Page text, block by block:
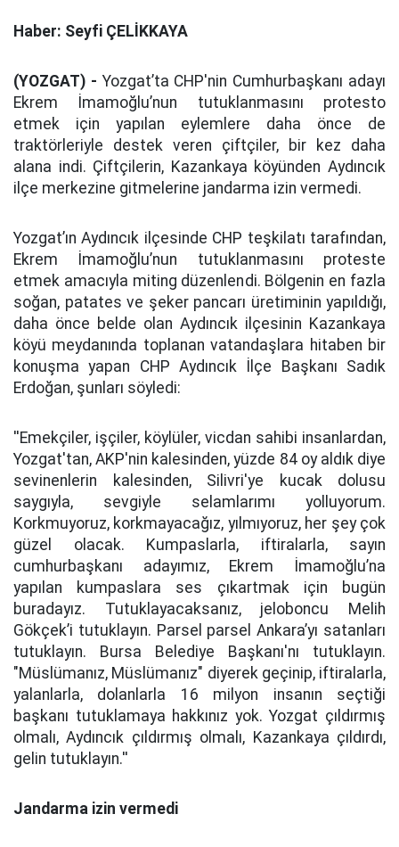
Haber: Seyfi ÇELİKKAYA
(YOZGAT) - Yozgat’ta CHP'nin Cumhurbaşkanı adayı
Ekrem İmamoğlu’nun tutuklanmasını protesto
etmek için yapılan eylemlere daha önce de
traktörleriyle destek veren çiftçiler, bir kez daha
alana indi. Çiftçilerin, Kazankaya köyünden Aydıncık
ilçe merkezine gitmelerine jandarma izin vermedi.
Yozgat’ın Aydıncık ilçesinde CHP teşkilatı tarafından,
Ekrem İmamoğlu’nun tutuklanmasını proteste
etmek amacıyla miting düzenlendi. Bölgenin en fazla
soğan, patates ve şeker pancarı üretiminin yapıldığı,
daha önce belde olan Aydıncık ilçesinin Kazankaya
köyü meydanında toplanan vatandaşlara hitaben bir
konuşma yapan CHP Aydıncık İlçe Başkanı Sadık
Erdoğan, şunları söyledi:
''Emekçiler, işçiler, köylüler, vicdan sahibi insanlardan,
Yozgat'tan, AKP'nin kalesinden, yüzde 84 oy aldık diye
sevinenlerin kalesinden, Silivri'ye kucak dolusu
saygıyla, sevgiyle selamlarımı yolluyorum.
Korkmuyoruz, korkmayacağız, yılmıyoruz, her şey çok
güzel olacak. Kumpaslarla, iftiralarla, sayın
cumhurbaşkanı adayımız, Ekrem İmamoğlu’na
yapılan kumpaslara ses çıkartmak için bugün
buradayız. Tutuklayacaksanız, jeloboncu Melih
Gökçek’i tutuklayın. Parsel parsel Ankara’yı satanları
tutuklayın. Bursa Belediye Başkanı'nı tutuklayın.
"Müslümanız, Müslümanız" diyerek geçinip, iftiralarla,
yalanlarla, dolanlarla 16 milyon insanın seçtiği
başkanı tutuklamaya hakkınız yok. Yozgat çıldırmış
olmalı, Aydıncık çıldırmış olmalı, Kazankaya çıldırdı,
gelin tutuklayın.''
Jandarma izin vermedi